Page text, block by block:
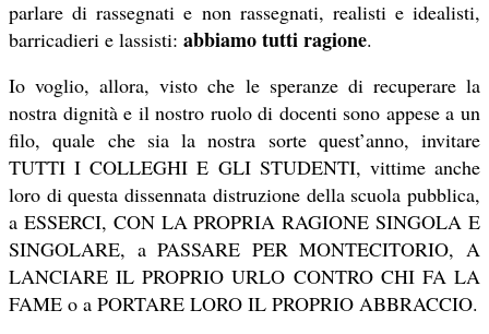
parlare di rassegnati e non rassegnati, realisti e idealisti,
barricadieri e lassisti: abbiamo tutti ragione.
Io voglio, allora, visto che le speranze di recuperare la
nostra dignità e il nostro ruolo di docenti sono appese a un
filo, quale che sia la nostra sorte quest’anno, invitare
TUTTI I COLLEGHI E GLI STUDENTI, vittime anche
loro di questa dissennata distruzione della scuola pubblica,
a ESSERCI, CON LA PROPRIA RAGIONE SINGOLA E
SINGOLARE, a PASSARE PER MONTECITORIO, A
LANCIARE IL PROPRIO URLO CONTRO CHI FA LA
FAME o a PORTARE LORO IL PROPRIO ABBRACCIO.